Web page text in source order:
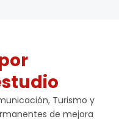
Turismo y
de mejora